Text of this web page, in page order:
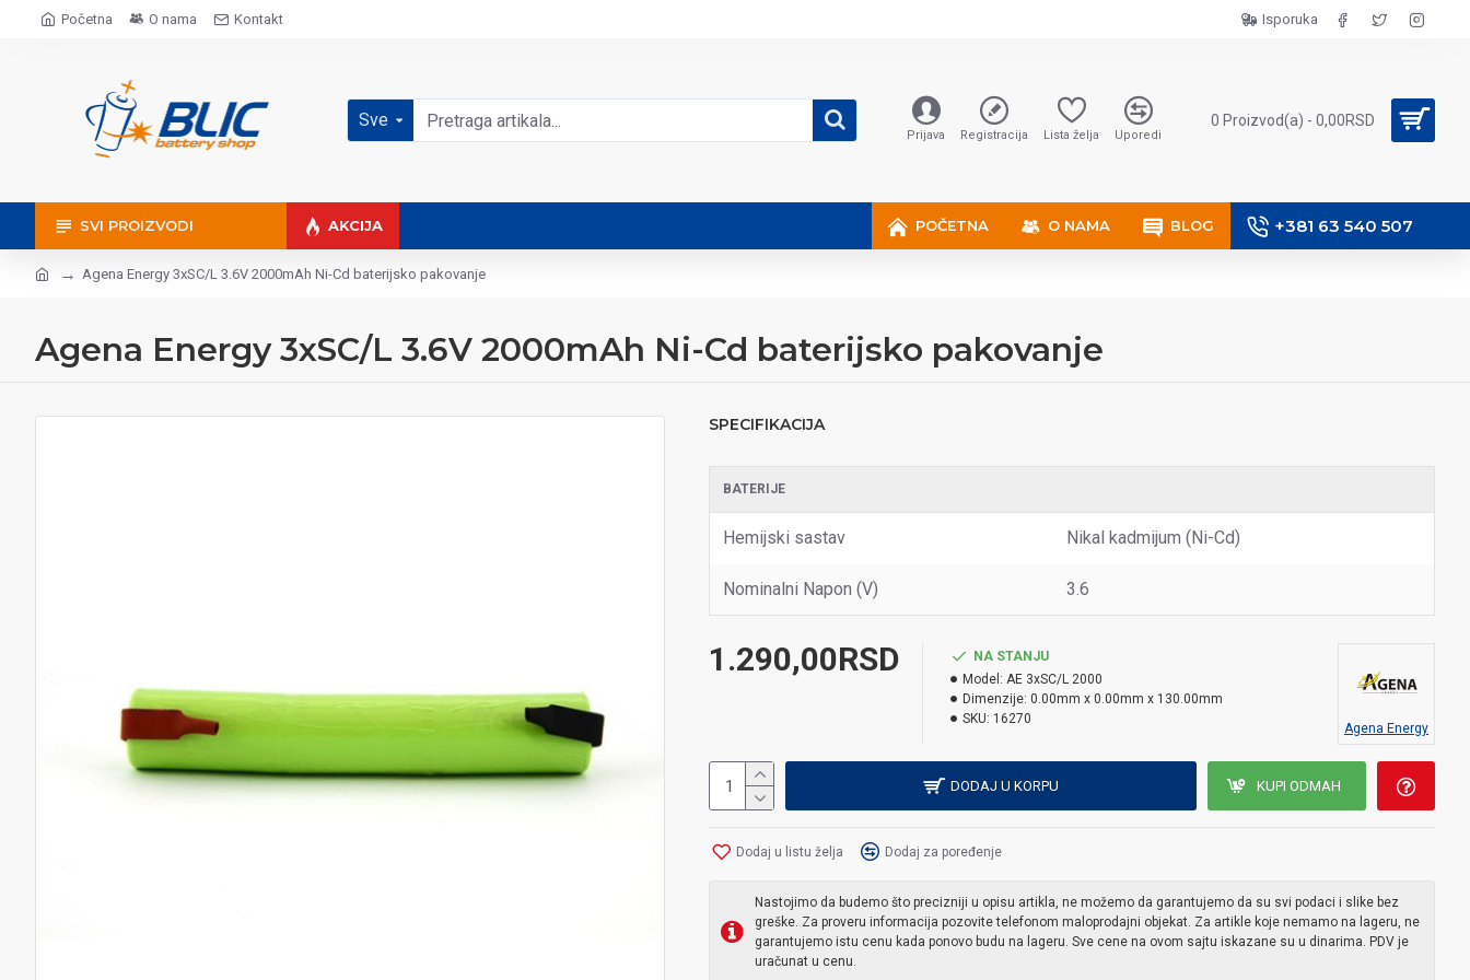
Početna O nama Kontakt Isporuka
Sve
Prijava Registracija Lista želja Uporedi
0 Proizvod(a) - 0,00RSD
SVI PROIZVODI AKCIJA POČETNA O NAMA BLOG +381 63 540 507
Agena Energy 3xSC/L 3.6V 2000mAh Ni-Cd baterijsko pakovanje
Agena Energy 3xSC/L 3.6V 2000mAh Ni-Cd baterijsko pakovanje
SPECIFIKACIJA
BATERIJE
Hemijski sastav Nikal kadmijum (Ni-Cd)
Nominalni Napon (V) 3.6
1.290,00RSD
NA STANJU
Model: AE 3xSC/L 2000
Dimenzije: 0.00mm x 0.00mm x 130.00mm
SKU: 16270
Agena Energy
DODAJ U KORPU KUPI ODMAH
Dodaj u listu želja Dodaj za poređenje
Nastojimo da budemo što precizniji u opisu artikla, ne možemo da garantujemo da su svi podaci i slike bez
greške. Za proveru informacija pozovite telefonom maloprodajni objekat. Za artikle koje nemamo na lageru, ne
garantujemo istu cenu kada ponovo budu na lageru. Sve cene na ovom sajtu iskazane su u dinarima. PDV je
uračunat u cenu.